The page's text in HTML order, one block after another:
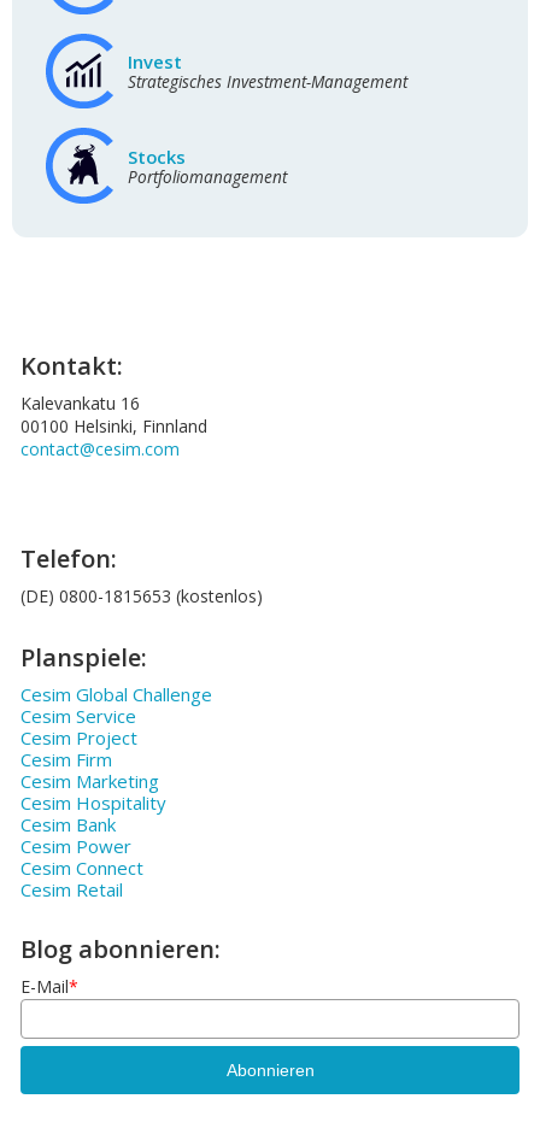
Invest
Strategisches Investment-Management
Stocks
Portfoliomanagement
Kontakt:
Kalevankatu 16
00100 Helsinki, Finnland
contact@cesim.com
Telefon:
(DE) 0800-1815653 (kostenlos)
Planspiele:
Cesim Global Challenge
Cesim Service
Cesim Project
Cesim Firm
Cesim Marketing
Cesim Hospitality
Cesim Bank
Cesim Power
Cesim Connect
Cesim Retail
Blog abonnieren:
E-Mail*